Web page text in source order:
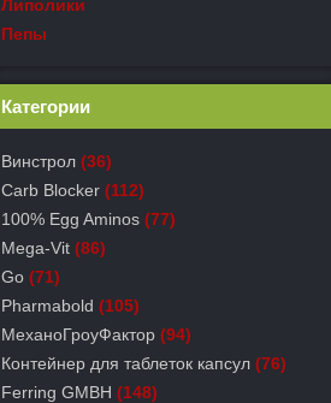
Липолики
Пепы
Категории
Винстрол (36)
Carb Blocker (112)
100% Egg Aminos (77)
Mega-Vit (86)
Go (71)
Pharmabold (105)
МеханоГроуФактор (94)
Контейнер для таблеток капсул (76)
Ferring GMBH (148)